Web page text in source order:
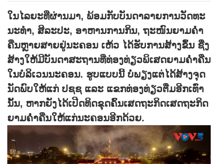
ໃນ​ໄລ​ຍະ​ທີ່​ຜ່ານ​ມາ, ພ້ອມ​ກັບບັນ​ດາ​ລາຍ​ການ​ວັດ​ທະ​
ນະ​ທຳ, ສິ​ລະ​ປະ, ອາ​ຫານ​ການ​ກິນ, ຖະ​ໜົນ​ຍາມ​ຄ່ຳ​
ຄືນຫຼາຍ​ສາຍ​ຢູ່​ນະ​ຄອນ ເຫ້ວ ໄດ້​ຮັບການສ້າງ​ຂຶ້ນ ຊື່ງ​
ສ້າງ​ໃຫ້​ມີ​ບັນ​ດາ​ສະ​ຖານ​ທີ່​ທ່ອງ​ທ່ຽວ​ພິ​ເສດ​ຍາມ​ຄ່ຳ​ຄືນ​
ໃນ​ບໍ​ລິ​ເວນ​ນະ​ຄອນ. ຮູບ​ແບບນີ້ ບໍ່​ພຽງ​ແຕ່​ໄດ້​ສ້າງ​ຈຸດ​
ນັດ​ພົບ​ໃຫ້​ແກ່ ປ​ຊ​ຊ ແລະ ແຂກ​ທ່ອງ​ທ່ຽວ​ຕື່​ມ​ອີກ​ເທົ່າ​
ນັ້ນ, ຫາກ​ຍັງ​ໄດ້​ເປີ​ດ​ທິດ​ຂຸດ​ຄົ້ນ​ເສດ​ຖະ​ກິດ​ເສດ​ຖະ​ກິດ​
ຍາມ​ຄ່ຳ​ຄື​ນ​ໃຫ້​ແກ່​ນະ​ຄອນ​ອີກ​ດ້ວຍ.